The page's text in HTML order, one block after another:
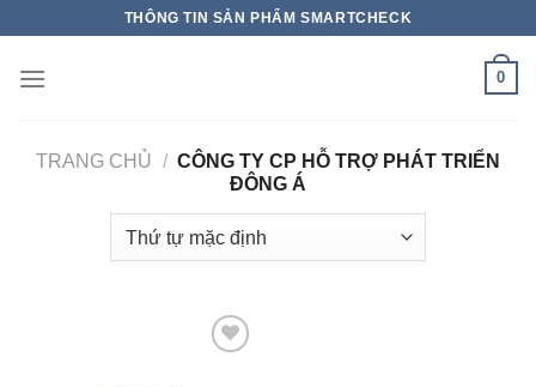
THÔNG TIN SẢN PHẨM SMARTCHECK
0
TRANG CHỦ / CÔNG TY CP HỖ TRỢ PHÁT TRIỂN
ĐÔNG Á